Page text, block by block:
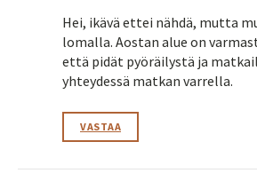
Hei, ikävä ettei nähdä, mutta
lomalla. Aostan alue on
että pidät pyöräilystä ja
yhteydessä matkan varrella.
VASTAA